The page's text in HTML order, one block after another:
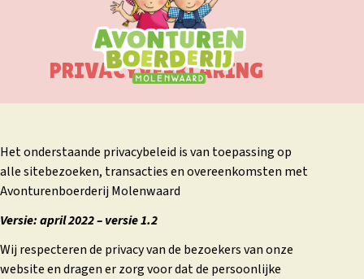
PRIVACYVERKLARING
Het onderstaande privacybeleid is van toepassing op
alle sitebezoeken, transacties en overeenkomsten met
Avonturenboerderij Molenwaard
Versie: april 2022 – versie 1.2
Wij respecteren de privacy van de bezoekers van onze
website en dragen er zorg voor dat de persoonlijke